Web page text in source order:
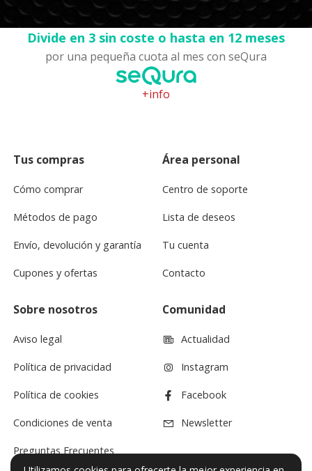
Divide en 3 sin coste o hasta en 12 meses
por una pequeña cuota al mes con seQura
+info
Tus compras
Cómo comprar
Métodos de pago
Envío, devolución y garantía
Cupones y ofertas
Área personal
Centro de soporte
Lista de deseos
Tu cuenta
Contacto
Sobre nosotros
Aviso legal
Política de privacidad
Política de cookies
Condiciones de venta
Preguntas Frecuentes
Comunidad
Actualidad
Instagram
Facebook
Newsletter